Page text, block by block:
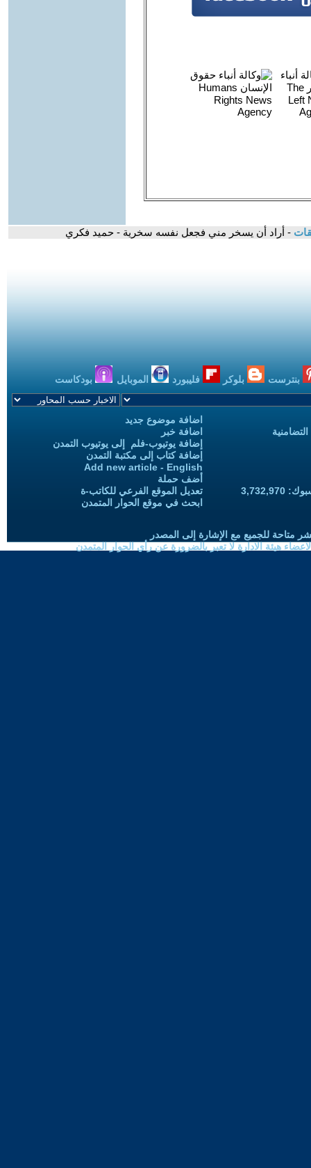
- أراد أن يسخر مني فجعل نفسه سخرية - حميد فكري
بنترست بلوكر فليبورد الموبايل بودكاست
اضافة موضوع جديد
اضافة خبر
إضافة يوتيوب-فلم إلى يوتيوب التمدن
إضافة كتاب إلى مكتبة التمدن
Add new article - English
أضف حملة
تعديل الموقع الفرعي للكاتب-ة
ابحث في موقع الحوار المتمدن
متاحة للجميع مع الإشارة إلى المصدر
هيئة الادارة لا تعبر بالضرورة عن رأي الحوار المتمدن